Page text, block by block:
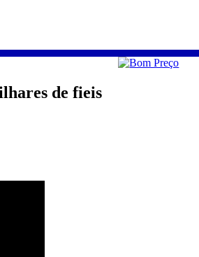
de fieis